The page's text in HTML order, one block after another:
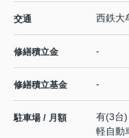
交通 西鉄大
修繕積立金 -
修繕積立基金 -
駐車場 / 月額
有(3台
軽自動